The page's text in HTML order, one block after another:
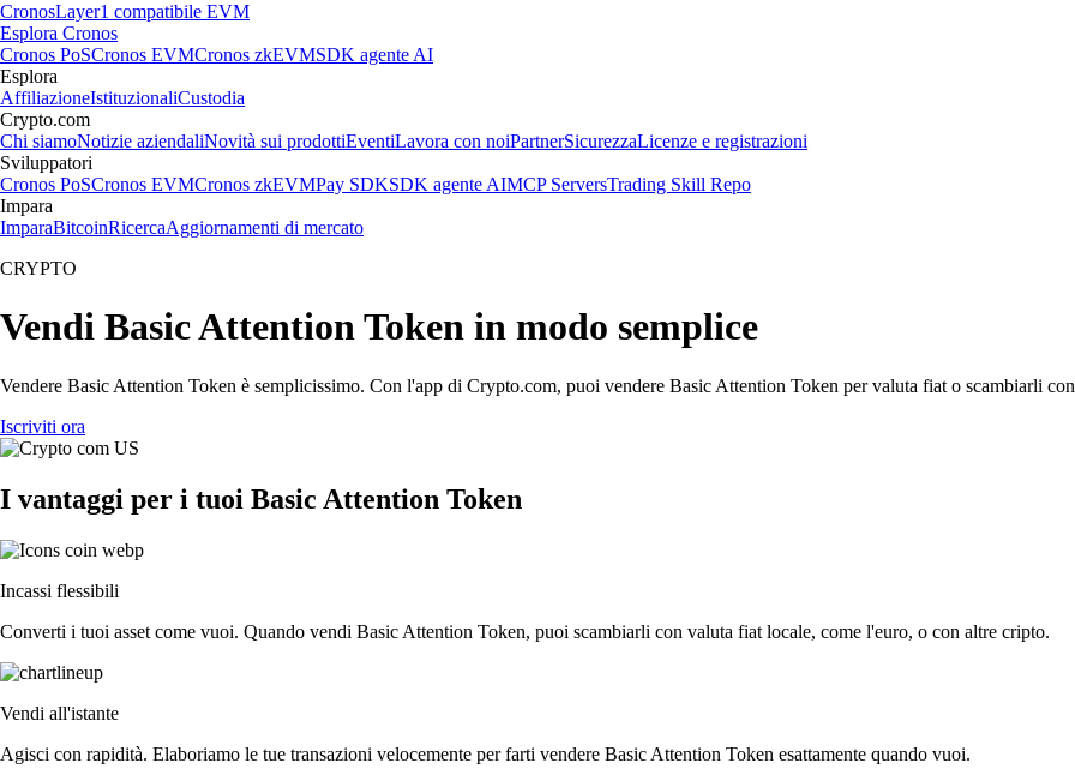
CronosLayer1 compatibile EVM
Esplora Cronos
Cronos PoSCronos EVMCronos zkEVMSDK agente AI
Esplora
AffiliazioneIstituzionaliCustodia
Crypto.com
Chi siamoNotizie aziendaliNovità sui prodottiEventiLavora con noiPartnerSicurezzaLicenze e registrazioni
Sviluppatori
Cronos PoSCronos EVMCronos zkEVMPay SDKSDK agente AIMCP ServersTrading Skill Repo
Impara
ImparaBitcoinRicercaAggiornamenti di mercato
CRYPTO
Vendi Basic Attention Token in modo semplice
Vendere Basic Attention Token è semplicissimo. Con l'app di Crypto.com, puoi vendere Basic Attention Token per valuta fiat o scambiarli
Iscriviti ora
I vantaggi per i tuoi Basic Attention Token
Incassi flessibili
Converti i tuoi asset come vuoi. Quando vendi Basic Attention Token, puoi scambiarli con valuta fiat locale, come l'euro, o con altre cripto.
Vendi all'istante
Agisci con rapidità. Elaboriamo le tue transazioni velocemente per farti vendere Basic Attention Token esattamente quando vuoi.